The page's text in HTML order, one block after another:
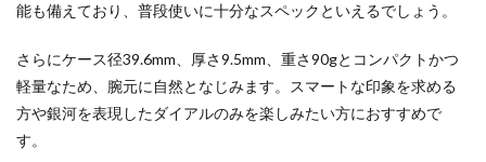
能も備えており、普段使いに十分なスペックといえるでしょう。
さらにケース径39.6mm、厚さ9.5mm、重さ90gとコンパクトかつ
軽量なため、腕元に自然となじみます。スマートな印象を求める
方や銀河を表現したダイアルのみを楽しみたい方におすすめで
す。